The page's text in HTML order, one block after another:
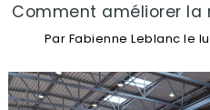
Comment améliorer
Par Fabienne Leblanc le